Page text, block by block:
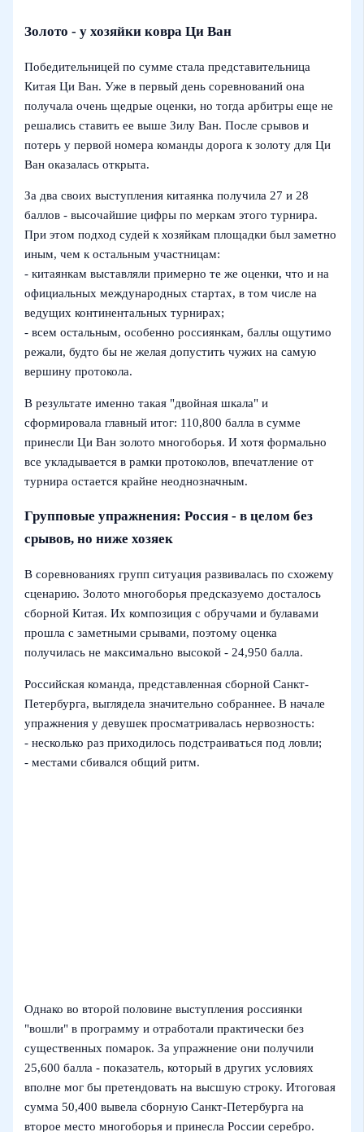
Золото - у хозяйки ковра Ци Ван
Победительницей по сумме стала представительница
Китая Ци Ван. Уже в первый день соревнований она
получала очень щедрые оценки, но тогда арбитры еще не
решались ставить ее выше Зилу Ван. После срывов и
потерь у первой номера команды дорога к золоту для Ци
Ван оказалась открыта.
За два своих выступления китаянка получила 27 и 28
баллов - высочайшие цифры по меркам этого турнира.
При этом подход судей к хозяйкам площадки был заметно
иным, чем к остальным участницам:
- китаянкам выставляли примерно те же оценки, что и на
официальных международных стартах, в том числе на
ведущих континентальных турнирах;
- всем остальным, особенно россиянкам, баллы ощутимо
режали, будто бы не желая допустить чужих на самую
вершину протокола.
В результате именно такая "двойная шкала" и
сформировала главный итог: 110,800 балла в сумме
принесли Ци Ван золото многоборья. И хотя формально
все укладывается в рамки протоколов, впечатление от
турнира остается крайне неоднозначным.
Групповые упражнения: Россия - в целом без
срывов, но ниже хозяек
В соревнованиях групп ситуация развивалась по схожему
сценарию. Золото многоборья предсказуемо досталось
сборной Китая. Их композиция с обручами и булавами
прошла с заметными срывами, поэтому оценка
получилась не максимально высокой - 24,950 балла.
Российская команда, представленная сборной Санкт-
Петербурга, выглядела значительно собраннее. В начале
упражнения у девушек просматривалась нервозность:
- несколько раз приходилось подстраиваться под ловли;
- местами сбивался общий ритм.
Однако во второй половине выступления россиянки
"вошли" в программу и отработали практически без
существенных помарок. За упражнение они получили
25,600 балла - показатель, который в других условиях
вполне мог бы претендовать на высшую строку. Итоговая
сумма 50,400 вывела сборную Санкт-Петербурга на
второе место многоборья и принесла России серебро.